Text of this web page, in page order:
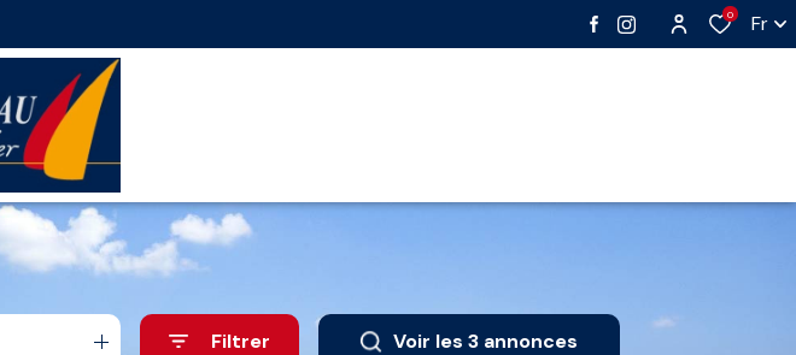
0 Fr
Filtrer Voir les 3annonces